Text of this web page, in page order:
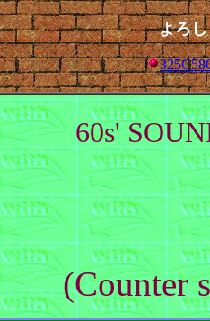
よろ
60s'
(Counter